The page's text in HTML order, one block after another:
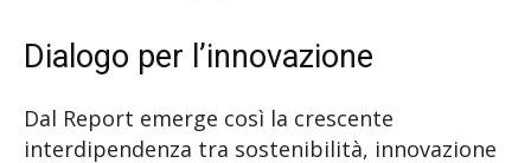
Dialogo per l’innovazione
Dal Report emerge così la crescente
interdipendenza tra sostenibilità, innovazione